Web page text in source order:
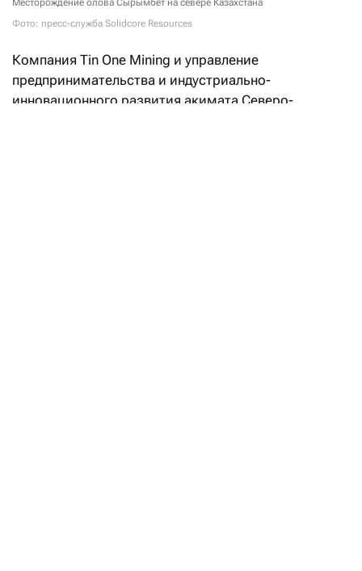
Месторождение олова Сырымбет на севере Казахстана
Фото: пресс-служба Solidcore Resources
Компания Tin One Mining и управление
предпринимательства и индустриально-
инновационного развития акимата Северо-